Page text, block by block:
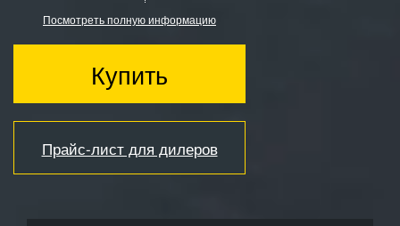
Посмотреть полную информацию
Купить
Прайс-лист для дилеров